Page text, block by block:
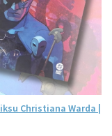
Christiana Warda |